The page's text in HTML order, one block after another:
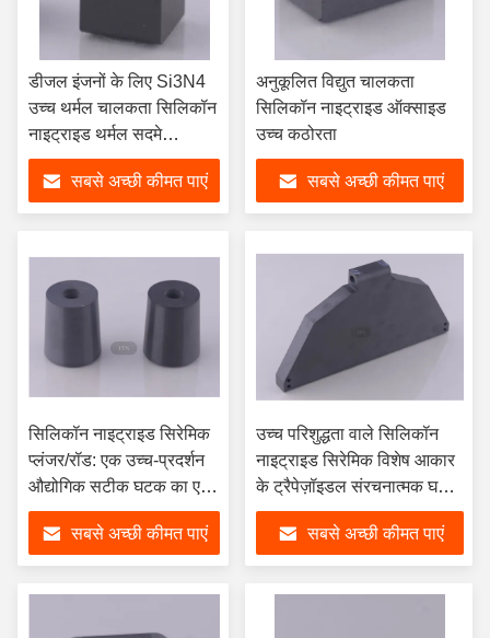
डीजल इंजनों के लिए Si3N4
उच्च थर्मल चालकता सिलिकॉन
नाइट्राइड थर्मल सदमे
प्रतिरोधक चमक प्लग
सबसे अच्छी कीमत पाएं
अनुकूलित विद्युत चालकता
सिलिकॉन नाइट्राइड ऑक्साइड
उच्च कठोरता
सबसे अच्छी कीमत पाएं
सिलिकॉन नाइट्राइड सिरेमिक
प्लंजर/रॉड: एक उच्च-प्रदर्शन
औद्योगिक सटीक घटक का एक
व्यापक विश्लेषण
सबसे अच्छी कीमत पाएं
उच्च परिशुद्धता वाले सिलिकॉन
नाइट्राइड सिरेमिक विशेष आकार
के ट्रैपेज़ॉइडल संरचनात्मक घटक
(स्थिति बॉस के साथ)
सबसे अच्छी कीमत पाएं